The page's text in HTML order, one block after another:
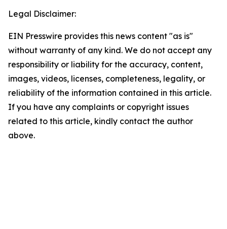
Legal Disclaimer:
EIN Presswire provides this news content "as is"
without warranty of any kind. We do not accept any
responsibility or liability for the accuracy, content,
images, videos, licenses, completeness, legality, or
reliability of the information contained in this article.
If you have any complaints or copyright issues
related to this article, kindly contact the author
above.